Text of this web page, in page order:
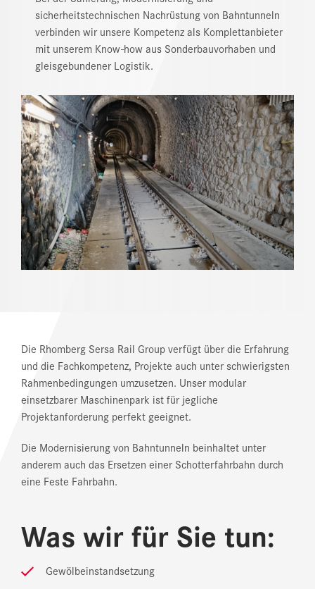
NEWS
DOWNLOAD CENTER
sicherheitstechnischen Nachrüstung von Bahntunneln
verbinden wir unsere Kompetenz als Komplettanbieter
mit unserem Know-how aus Sonderbauvorhaben und
gleisgebundener Logistik.
Die Rhomberg Sersa Rail Group verfügt über die Erfahrung
und die Fachkompetenz, Projekte auch unter schwierigsten
Rahmenbedingungen umzusetzen. Unser modular
einsetzbarer Maschinenpark ist für jegliche
Projektanforderung perfekt geeignet.
Die Modernisierung von Bahntunneln beinhaltet unter
anderem auch das Ersetzen einer Schotterfahrbahn durch
eine Feste Fahrbahn.
Was wir für Sie tun:
Gewölbeinstandsetzung